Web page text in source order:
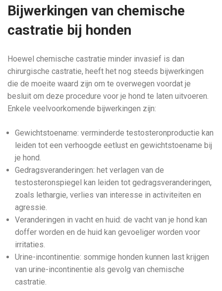
Bijwerkingen van chemische
castratie bij honden
Hoewel chemische castratie minder invasief is dan
chirurgische castratie, heeft het nog steeds bijwerkingen
die de moeite waard zijn om te overwegen voordat je
besluit om deze procedure voor je hond te laten uitvoeren.
Enkele veelvoorkomende bijwerkingen zijn:
Gewichtstoename: verminderde testosteronproductie kan
leiden tot een verhoogde eetlust en gewichtstoename bij
je hond.
Gedragsveranderingen: het verlagen van de
testosteronspiegel kan leiden tot gedragsveranderingen,
zoals lethargie, verlies van interesse in activiteiten en
agressie.
Veranderingen in vacht en huid: de vacht van je hond kan
doffer worden en de huid kan gevoeliger worden voor
irritaties.
Urine-incontinentie: sommige honden kunnen last krijgen
van urine-incontinentie als gevolg van chemische
castratie.